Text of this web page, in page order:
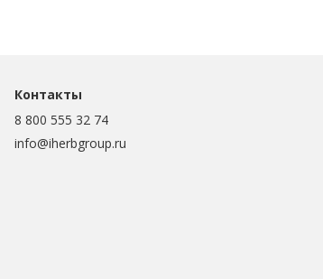
Контакты
8 800 555 32 74
info@iherbgroup.ru